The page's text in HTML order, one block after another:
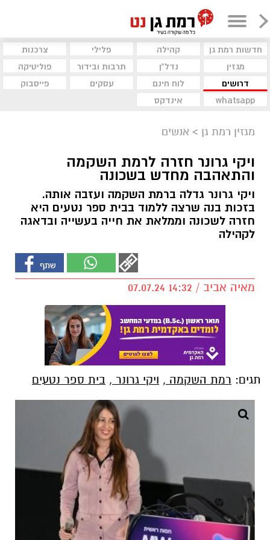
חדשות רמת גן קהילה פלילי
צרכנות
מגזין
נדל"ן תרבות ובידור
פוליטיקה
דרושים
לוח חינם עסקים
פייסבוק
whatsapp
אינדקס
מגזין רמת גן > אנשים
ויקי גרונר חזרה לרמת השקמה
והתאהבה מחדש בשכונה
ויקי גרונר גדלה ברמת השקמה ועזבה אותה.
בזכות בנה שרצה ללמוד בבית ספר נטעים היא
חזרה לשכונה וממלאת את חייה בעשייה ובדאגה
לקהילה
מאיה אביב / 14:32 07.07.24
תגים: רמת השקמה , ויקי גרונר , בית ספר נטעים